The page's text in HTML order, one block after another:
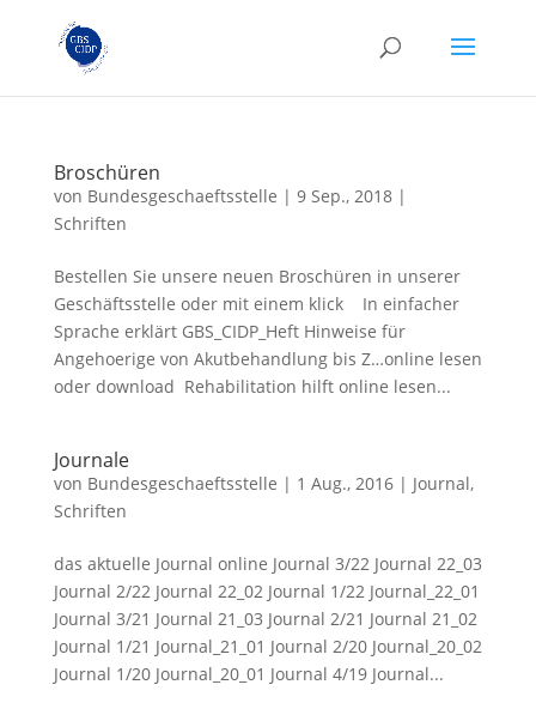
Broschüren
von Bundesgeschaeftsstelle | 9 Sep., 2018|
Schriften
Bestellen Sie unsere neuen Broschüren in unserer
Geschäftsstelle oder mit einem klick In einfacher
Sprache erklärt GBS_CIDP_Heft Hinweise für
Angehoerige von Akutbehandlung bis Z…online lesen
oder download Rehabilitation hilft online lesen...
Journale
von Bundesgeschaeftsstelle | 1 Aug., 2016| Journal,
Schriften
das aktuelle Journal online Journal 3/22 Journal 22_03
Journal 2/22 Journal 22_02 Journal 1/22 Journal_22_01
Journal 3/21 Journal 21_03 Journal 2/21 Journal 21_02
Journal 1/21 Journal_21_01 Journal 2/20 Journal_20_02
Journal 1/20 Journal_20_01 Journal 4/19 Journal...